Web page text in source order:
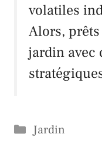
volatiles
Alors,
jardin avec
Catégories
Jardin